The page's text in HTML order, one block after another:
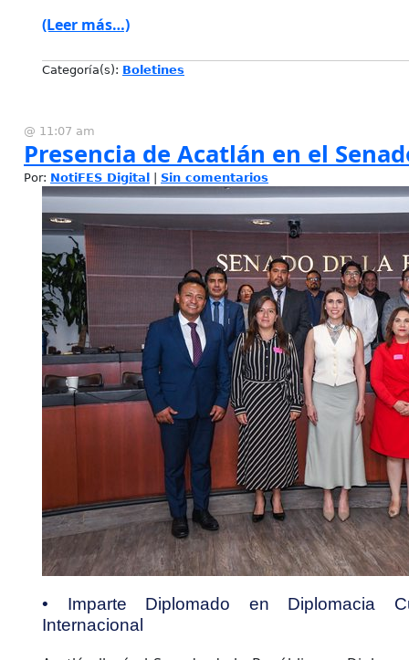
(Leer más…)
Categoría(s): Boletines
@ 11:07 am
Presencia de Acatlán en el
Por: NotiFES Digital | Sin comentarios
• Imparte Diplomado en Diplomacia
Internacional